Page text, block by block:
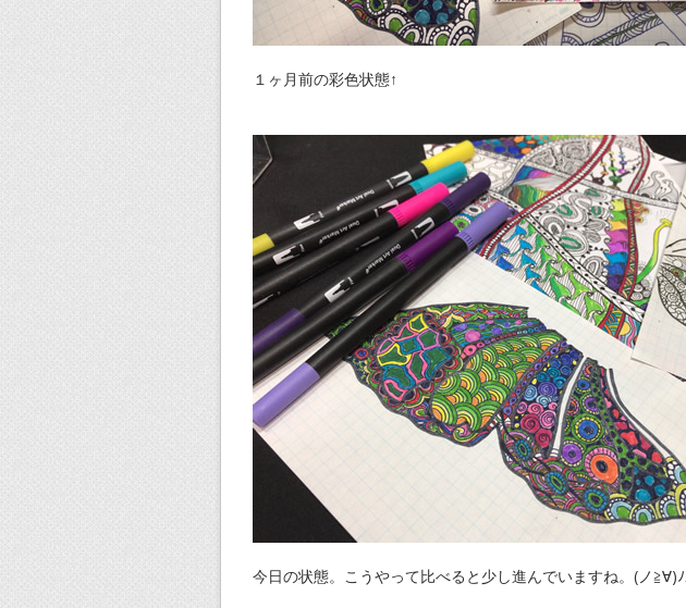
１ヶ月前の彩色状態↑
今日の状態。こうやって比べると少し進んでいますね。(ノ≧∀)